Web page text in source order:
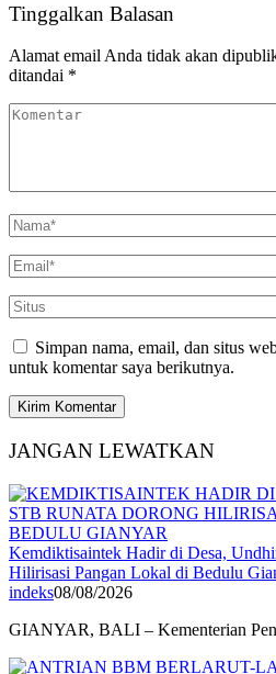
Tinggalkan Balasan
Alamat email Anda tidak akan
ditandai *
Simpan nama, email, dan situs
untuk komentar saya berikutnya.
JANGAN LEWATKAN
Kemdiktisaintek Hadir di Desa,
Hilirisasi Pangan Lokal di Bedulu
indeks08/08/2026
GIANYAR, BALI – Kementerian